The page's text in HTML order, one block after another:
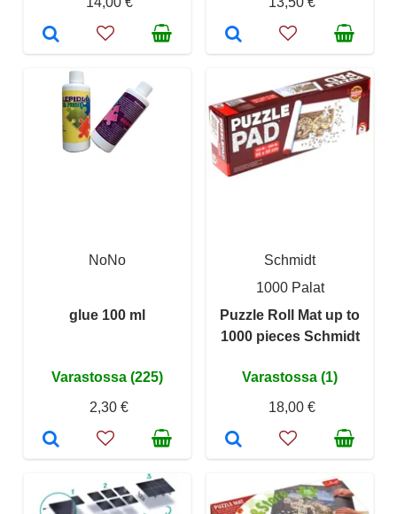
NoNo
glue 100 ml
Varastossa (225)
2,30 €
Schmidt
1000 Palat
Puzzle Roll Mat up to
1000 pieces Schmidt
Varastossa (1)
18,00 €